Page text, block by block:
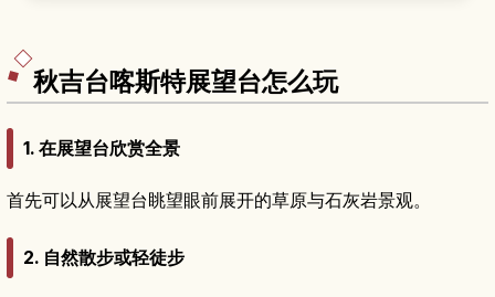
秋吉台喀斯特展望台怎么玩
1. 在展望台欣赏全景
首先可以从展望台眺望眼前展开的草原与石灰岩景观。
2. 自然散步或轻徒步